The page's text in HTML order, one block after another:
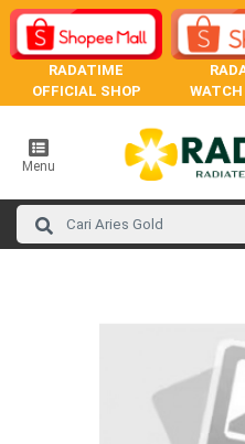
RADATIME
OFFICIAL SHOP
Menu